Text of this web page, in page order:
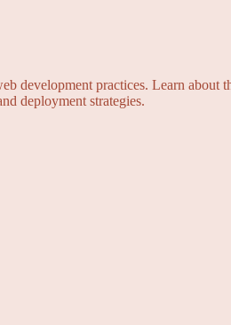
development practices. Learn
deployment strategies.